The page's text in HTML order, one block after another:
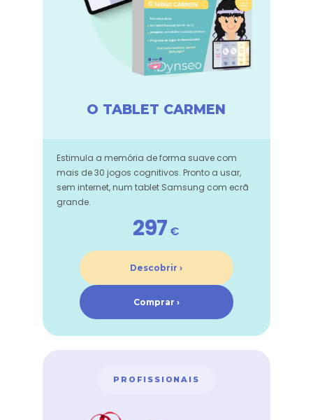
O TABLET CARMEN
Estimula a memória de forma suave com
mais de 30 jogos cognitivos. Pronto a usar,
sem internet, num tablet Samsung com ecrã
grande.
297 €
Descobrir ›
Comprar ›
PROFISSIONAIS